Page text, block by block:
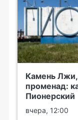
Камень
променад:
Пионерский
вчера, 12:00